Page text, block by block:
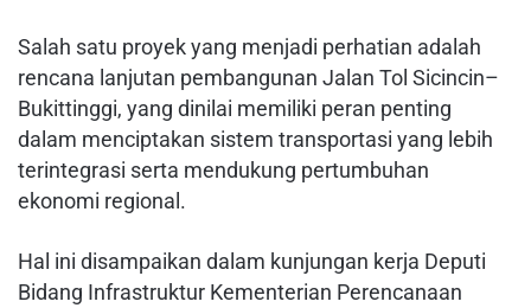
Salah satu proyek yang menjadi perhatian adalah
rencana lanjutan pembangunan Jalan Tol Sicincin–
Bukittinggi, yang dinilai memiliki peran penting
dalam menciptakan sistem transportasi yang lebih
terintegrasi serta mendukung pertumbuhan
ekonomi regional.
Hal ini disampaikan dalam kunjungan kerja Deputi
Bidang Infrastruktur Kementerian Perencanaan